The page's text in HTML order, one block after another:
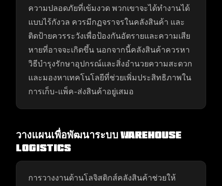
ความปลอดภัยที่เข้มงวด พวกเขาจะได้ทำงานได้
แบบไร้กังวล ควรมีกฏจราจรในคลังสินค้า และ
ติดป้ายควรระวังเพื่อป้องกันอัตรายและความเสีย
หายที่อาจจะเกิดขึ้น นอกจากนี้คลังสินค้าควรหา
วิธีบำรุงรักษาอุปกรณ์และสิ่งอำนวยความสะดวก
และมองหาเทคโนโลยีที่ช่วยเพิ่มประสิทธิภาพใน
การเก็บ-แพ็ค-ส่งสินค้าอยู่เสมอ
วางแผนเพื่อพัฒนาระบบ Warehouse
Logistics
การวางงานด้านโลจิสติกส์คลังสินค้าช่วยให้